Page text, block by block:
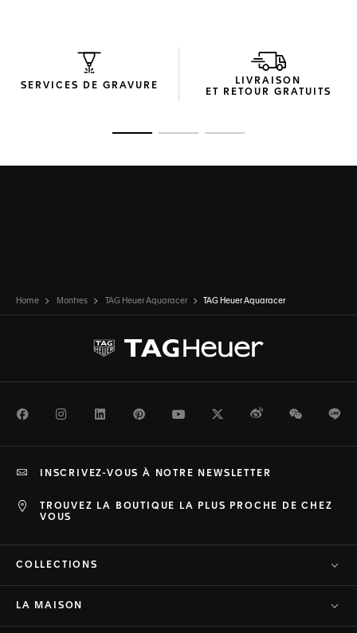
SERVICES DE GRAVURE
LIVRAISON
ET RETOUR GRATUITS
Home Montres TAG Heuer Aquaracer TAG Heuer Aquaracer
FacebookInstagramLinkedInPinterestYoutubeTwitterWeiboWeChat
TROUVEZ LA BOUTIQUE LA PLUS PROCHE DE CHEZ
VOUS
INSCRIVEZ-VOUS À NOTRE NEWSLETTER
COLLECTIONS
LA MAISON